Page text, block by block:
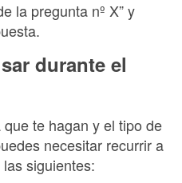
la pregunta nº X” y
durante el
te hagan y el tipo de
necesitar recurrir a
siguientes: